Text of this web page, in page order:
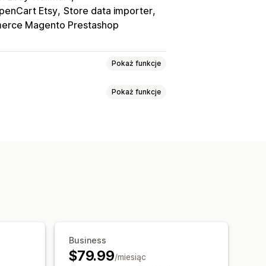
Etsy Store data importer
Magento Prestashop
Pokaż funkcje
Rabaty
Pokaż funkcje
Business
$79.99/miesiąc